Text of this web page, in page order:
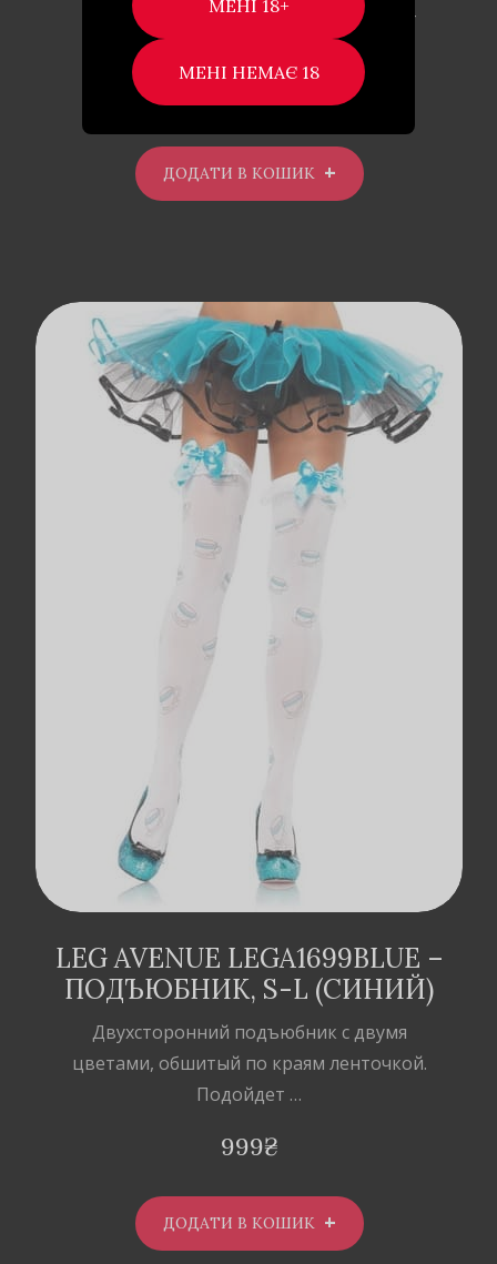
Украшение для волос в виде цветка –
станет ярким дополнением …
299₴
ДОДАТИ В КОШИК
LEG AVENUE LEGA1699BLUE –
ПОДЪЮБНИК, S-L (СИНИЙ)
Двухсторонний подъюбник с двумя
цветами, обшитый по краям ленточкой.
Подойдет …
999₴
ДОДАТИ В КОШИК